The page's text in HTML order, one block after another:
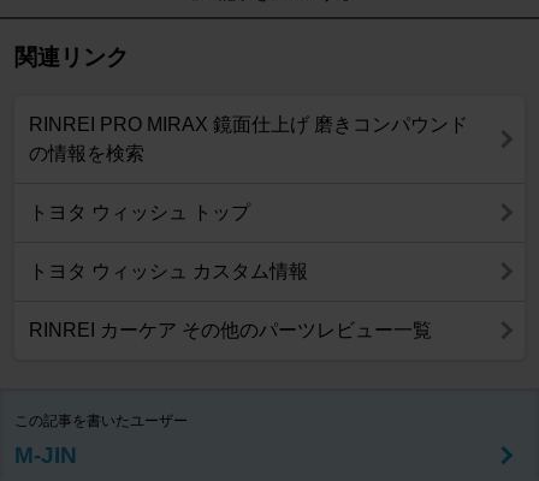
関連リンク
RINREI PRO MIRAX 鏡面仕上げ 磨きコンパウンド
の情報を検索
トヨタ ウィッシュ トップ
トヨタ ウィッシュ カスタム情報
RINREI カーケア その他のパーツレビュー一覧
この記事を書いたユーザー
M-JIN